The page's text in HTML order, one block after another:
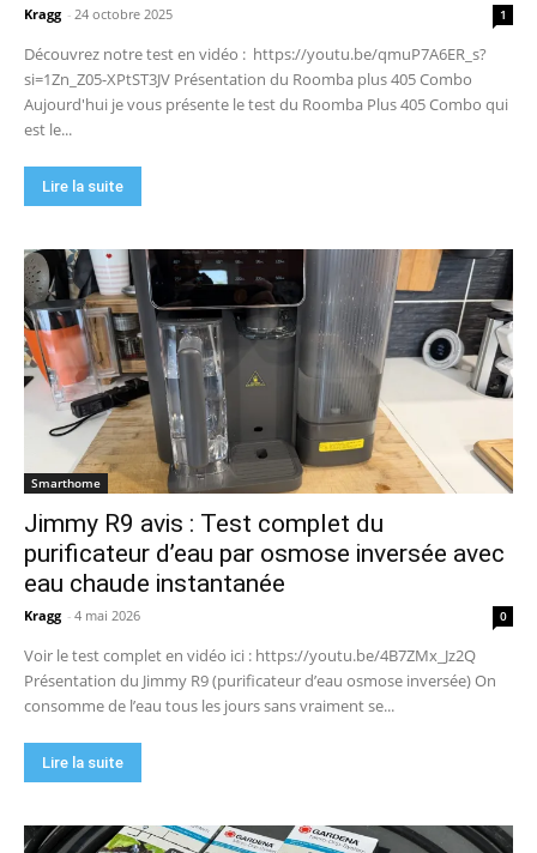
d'énergie compacte… elle m'a bluffé !
Kragg - 24 octobre 2025 1
Découvrez notre test en vidéo : https://youtu.be/qmuP7A6ER_s?
si=1Zn_Z05-XPtST3JV Présentation du Roomba plus 405 Combo
Aujourd'hui je vous présente le test du Roomba Plus 405 Combo qui
est le...
Lire la suite
Smarthome
Jimmy R9 avis : Test complet du
purificateur d’eau par osmose inversée avec
eau chaude instantanée
Kragg - 4 mai 2026 0
Voir le test complet en vidéo ici : https://youtu.be/4B7ZMx_Jz2Q
Présentation du Jimmy R9 (purificateur d’eau osmose inversée) On
consomme de l’eau tous les jours sans vraiment se...
Lire la suite